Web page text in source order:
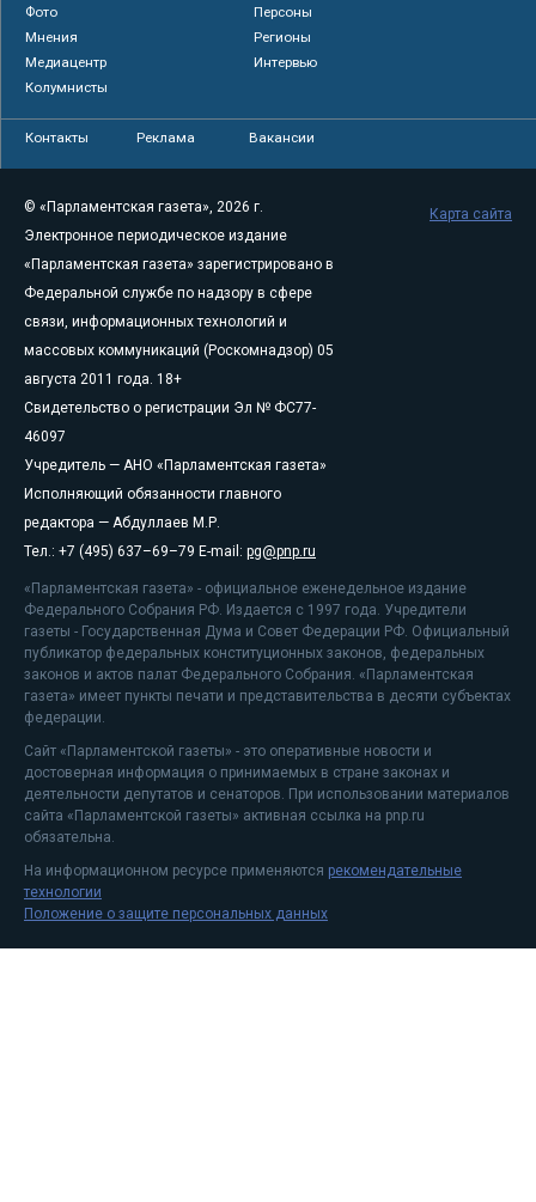
Фото
Персоны
Мнения
Регионы
Медиацентр
Интервью
Колумнисты
Контакты Реклама Вакансии
© «Парламентская газета», 2026 г.
Электронное периодическое издание
«Парламентская газета» зарегистрировано в
Федеральной службе по надзору в сфере
связи, информационных технологий и
массовых коммуникаций (Роскомнадзор) 05
августа 2011 года. 18+
Свидетельство о регистрации Эл № ФС77-
46097
Учредитель — АНО «Парламентская газета»
Исполняющий обязанности главного
редактора — Абдуллаев М.Р.
Тел.: +7 (495) 637–69–79 E-mail: pg@pnp.ru
«Парламентская газета» - официальное еженедельное издание
Федерального Собрания РФ. Издается с 1997 года. Учредители
газеты - Государственная Дума и Совет Федерации РФ. Официальный
публикатор федеральных конституционных законов, федеральных
законов и актов палат Федерального Собрания. «Парламентская
газета» имеет пункты печати и представительства в десяти субъектах
федерации.
Сайт «Парламентской газеты» - это оперативные новости и
достоверная информация о принимаемых в стране законах и
деятельности депутатов и сенаторов. При использовании материалов
сайта «Парламентской газеты» активная ссылка на pnp.ru
обязательна.
На информационном ресурсе применяются рекомендательные
технологии
Положение о защите персональных данных
Карта сайта